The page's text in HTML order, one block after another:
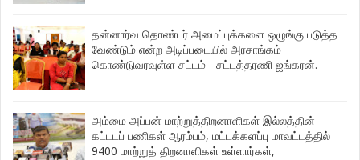
தன்னார்வ தொண்டர் அமைப்புக்களை ஒழுங்கு படுத்த
வேண்டும் என்ற அடிப்படையில் அரசாங்கம்
கொண்டுவரவுள்ள சட்டம் - சட்டத்தரணி ஐங்கரன்.
அம்மை அப்பன் மாற்றுத்திறனாளிகள் இல்லத்தின்
கட்டடப் பணிகள் ஆரம்பம், மட்டக்களப்பு மாவட்டத்தில்
9400 மாற்றுத் திறனாளிகள் உள்ளார்கள்,